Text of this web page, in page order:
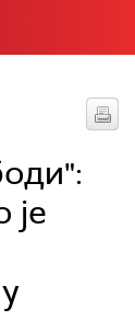
је